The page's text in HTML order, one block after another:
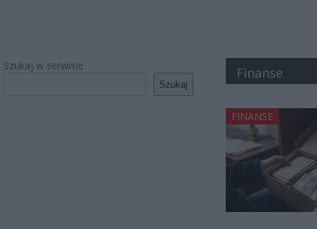
Szukaj w serwisie
Szukaj
Finanse
FINANSE